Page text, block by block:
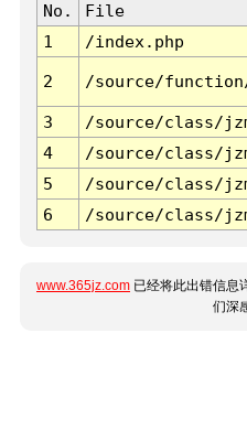
No. File
1
/index.php
2 /source/
3 /source/class/
4
/source/class/
5
/source/class/
6
/source/class/
www.365jz.com 已经将此出错信息
们深